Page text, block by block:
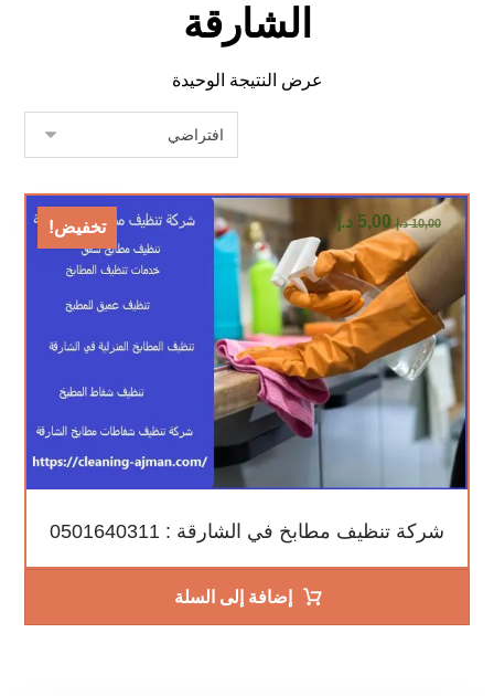
الشارقة
عرض النتيجة الوحيدة
تخفيض!
شركة تنظيف مطابخ في الشارقة : 0501640311
10,00 د.إ 5,00 د.إ
إضافة إلى السلة